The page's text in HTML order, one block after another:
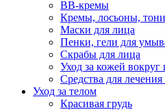
BB-кремы
Кремы, лосьоны,
Маски для лица
Пенки, гели для
Скрабы для лица
Уход за кожей вокруг
Средства для лечения
Уход за телом
Красивая грудь